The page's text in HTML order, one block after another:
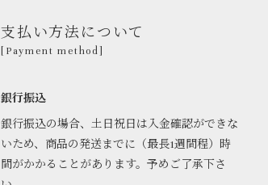
支払い方法について
[Payment method]
銀行振込
銀行振込の場合、土日祝日は入金確認ができな
いため、商品の発送までに（最長1週間程）時
間がかかることがあります。予めご了承下さ